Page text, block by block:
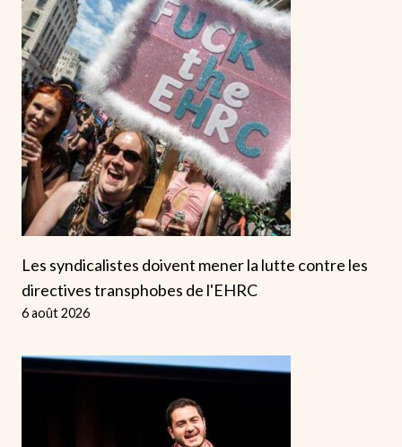
Les syndicalistes doivent mener la lutte contre les
directives transphobes de l'EHRC
6 août 2026